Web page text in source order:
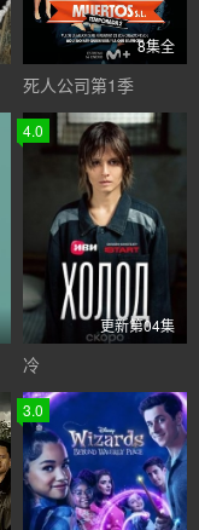
8集全
死人公司第1季
4.0
更新第04集
冷
3.0